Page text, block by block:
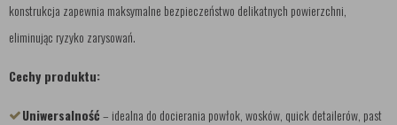
konstrukcja zapewnia maksymalne bezpieczeństwo delikatnych powierzchni,
eliminując ryzyko zarysowań.
Cechy produktu:
Uniwersalność– idealna do docierania powłok, wosków, quick detailerów, past